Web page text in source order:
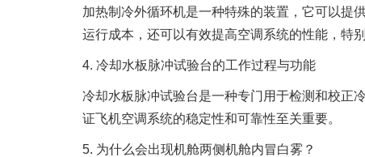
加热制冷外循环机是一种特殊的装置，它可以提
运行成本，还可以有效提高空调系统的性能，特
4. 冷却水板脉冲试验台的工作过程与功能
冷却水板脉冲试验台是一种专门用于检测和校正
证飞机空调系统的稳定性和可靠性至关重要。
5. 为什么会出现机舱两侧机舱内冒白雾？